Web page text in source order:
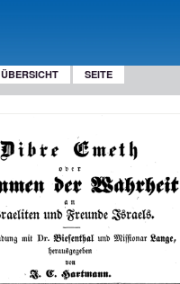
ÜBERSICHT SEITE